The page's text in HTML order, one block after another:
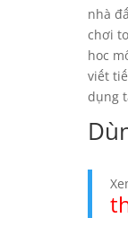
nhà
chơi
hoc
viết
dụng